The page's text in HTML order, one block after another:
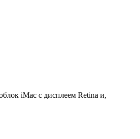
iMac с дисплеем Retina и,